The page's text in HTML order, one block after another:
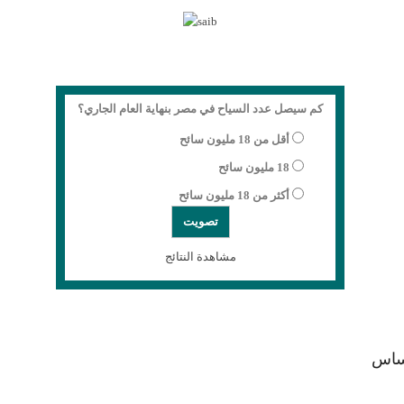
كم سيصل عدد السياح في مصر بنهاية العام الجاري؟
أقل من 18 مليون سائح
18 مليون سائح
أكثر من 18 مليون سائح
مشاهدة النتائج